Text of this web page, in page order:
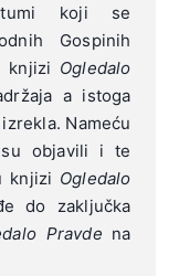
koji se
Gospinih
knjizi Ogledalo
a istoga
Nameću
objavili i te
knjizi Ogledalo
do zaključka
Pravde na